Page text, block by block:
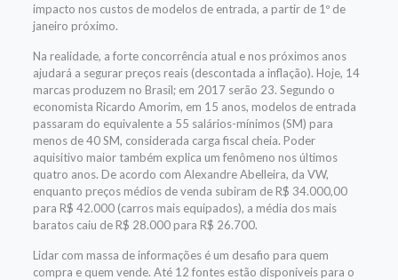
impacto nos custos de modelos de entrada, a partir de 1º de
janeiro próximo.
Na realidade, a forte concorrência atual e nos próximos anos
ajudará a segurar preços reais (descontada a inflação). Hoje, 14
marcas produzem no Brasil; em 2017 serão 23. Segundo o
economista Ricardo Amorim, em 15 anos, modelos de entrada
passaram do equivalente a 55 salários-mínimos (SM) para
menos de 40 SM, considerada carga fiscal cheia. Poder
aquisitivo maior também explica um fenômeno nos últimos
quatro anos. De acordo com Alexandre Abelleira, da VW,
enquanto preços médios de venda subiram de R$ 34.000,00
para R$ 42.000 (carros mais equipados), a média dos mais
baratos caiu de R$ 28.000 para R$ 26.700.
Lidar com massa de informações é um desafio para quem
compra e quem vende. Até 12 fontes estão disponíveis para o